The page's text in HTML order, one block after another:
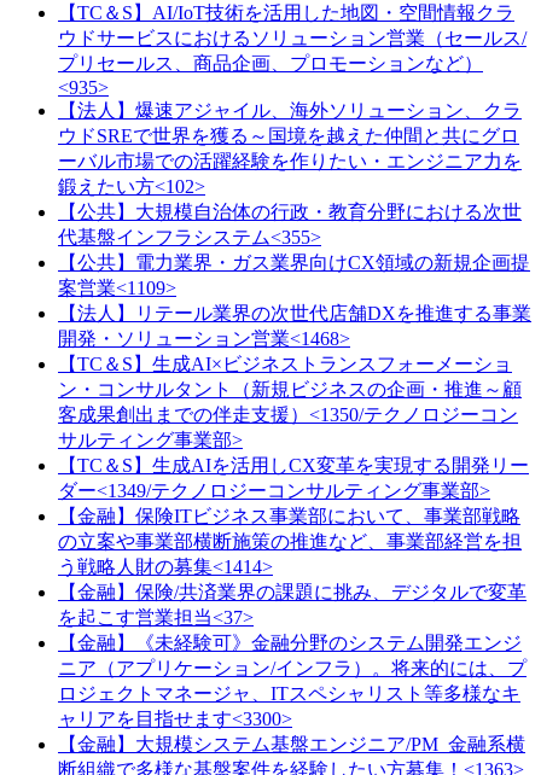
【TC＆S】AI/IoT技術を活用した地図・空間情報クラ
ウドサービスにおけるソリューション営業（セールス/
プリセールス、商品企画、プロモーションなど）
<935>
【法人】爆速アジャイル、海外ソリューション、クラ
ウドSREで世界を獲る～国境を越えた仲間と共にグロ
ーバル市場での活躍経験を作りたい・エンジニア力を
鍛えたい方<102>
【公共】大規模自治体の行政・教育分野における次世
代基盤インフラシステム<355>
【公共】電力業界・ガス業界向けCX領域の新規企画提
案営業<1109>
【法人】リテール業界の次世代店舗DXを推進する事業
開発・ソリューション営業<1468>
【TC＆S】生成AI×ビジネストランスフォーメーショ
ン・コンサルタント（新規ビジネスの企画・推進～顧
客成果創出までの伴走支援）<1350/テクノロジーコン
サルティング事業部>
【TC＆S】生成AIを活用しCX変革を実現する開発リー
ダー<1349/テクノロジーコンサルティング事業部>
【金融】保険ITビジネス事業部において、事業部戦略
の立案や事業部横断施策の推進など、事業部経営を担
う戦略人財の募集<1414>
【金融】保険/共済業界の課題に挑み、デジタルで変革
を起こす営業担当<37>
【金融】《未経験可》金融分野のシステム開発エンジ
ニア（アプリケーション/インフラ）。将来的には、プ
ロジェクトマネージャ、ITスペシャリスト等多様なキ
ャリアを目指せます<3300>
【金融】大規模システム基盤エンジニア/PM_金融系横
断組織で多様な基盤案件を経験したい方募集！<1363>